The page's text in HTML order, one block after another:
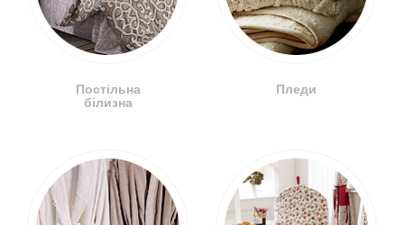
Постільна
білизна
Пледи